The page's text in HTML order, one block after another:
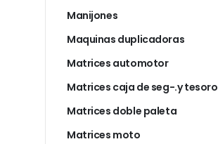
Manijones
Maquinas duplicadoras
Matrices automotor
Matrices caja de seg-.y tesoro
Matrices doble paleta
Matrices moto